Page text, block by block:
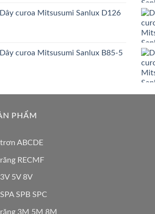
Dây curoa Mitsusumi Sanlux D126
Dây curoa Mitsusumi Sanlux B85-5
PHẨM
ABCDE
RECMF
5V 8V
SPB SPC
3M 5M 8M